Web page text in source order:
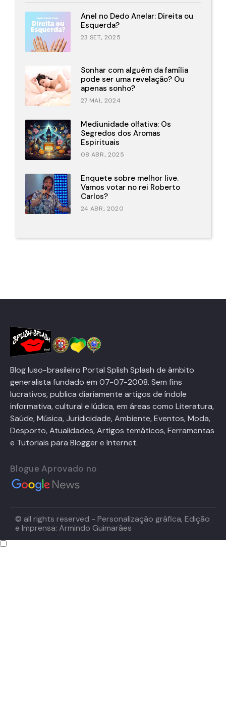
Anel no Dedo Anelar: Direita ou
Esquerda?
23 SET., 2025
Sonhar com alguém da família
pode ser uma revelação? Ou
apenas sonho?
27 MAI., 2024
Mediunidade olfativa: Os
Segredos dos Aromas
Espirituais
08 ABR., 2025
Enquete sobre melhor live.
Vamos votar no rei Roberto
Carlos?
24 ABR., 2020
Blog luso-brasileiro Portal Splish Splash de âmbito
generalista fundado em 07-07-2008. Sem fins
lucrativos, publica diariamente artigos de índole
informativa, cultural e lúdica, em áreas como Literatura,
Saúde, Música, Juridicidade, Ambiente, Eventos, Moda,
Desporto, Atualidades, Artigos temáticos, Ferramentas
e Tutoriais para Blogger e Internet.
Blogue Aprovado no
© all rights reserved - Personalização gráfica, Edição
e Imprensa: Armindo Guimarães